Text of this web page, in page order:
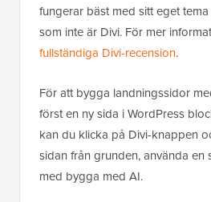
fungerar bäst med sitt eget
som inte är Divi. För mer
fullständiga Divi-recension.
För att bygga landningssidor
först en ny sida i WordPress
kan du klicka på Divi-knappen
sidan från grunden, använda en
med bygga med AI.